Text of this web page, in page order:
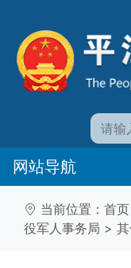
网站导航
当前位置： 首页
役军人事务局 >